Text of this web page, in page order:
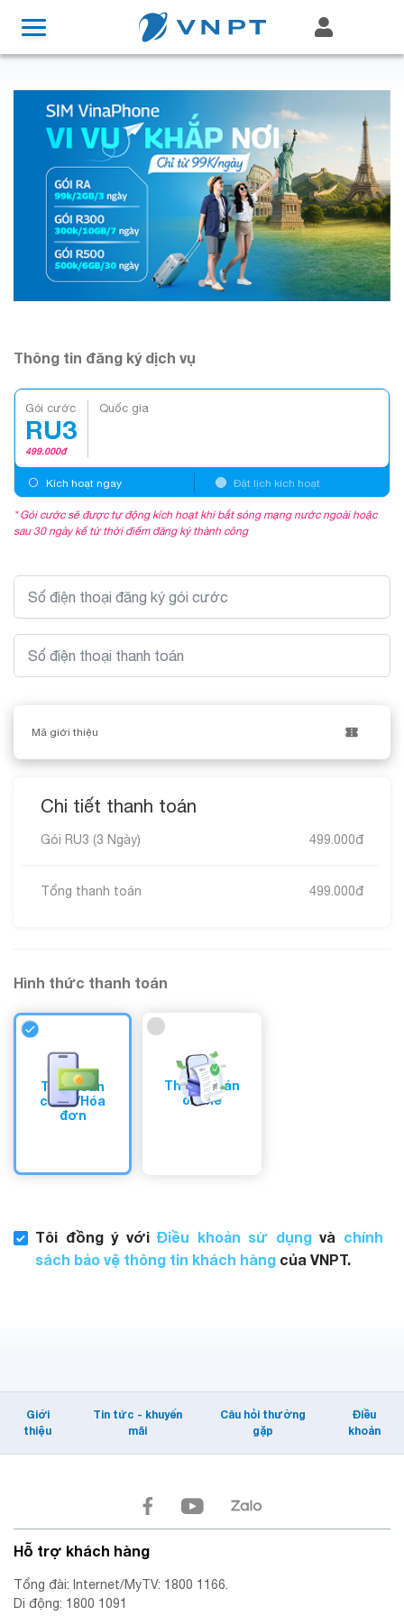
Thông tin đăng ký dịch vụ
Gói cước
RU3
499.000đ
Quốc gia
Kích hoạt ngay Đặt lịch kích hoạt
* Gói cước sẽ được tự động kích hoạt khi bắt sóng mạng nước ngoài hoặc
sau 30 ngày kể từ thời điểm đăng ký thành công
Số điện thoại đăng ký gói cước
Số điện thoại thanh toán
Mã giới thiệu
Chi tiết thanh toán
Gói RU3 (3 Ngày) 499.000đ
Tổng thanh toán 499.000đ
Hình thức thanh toán
Tài khoản
chính/Hóa
đơn
Thanh toán
online
Tôi đồng ý với Điều khoản sử dụng và chính
sách bảo vệ thông tin khách hàng của VNPT.
Giới
thiệu
Tin tức - khuyến
mãi
Câu hỏi thường
gặp
Điều
khoản
Hỗ trợ khách hàng
Tổng đài: Internet/MyTV: 1800 1166.
Di động: 1800 1091